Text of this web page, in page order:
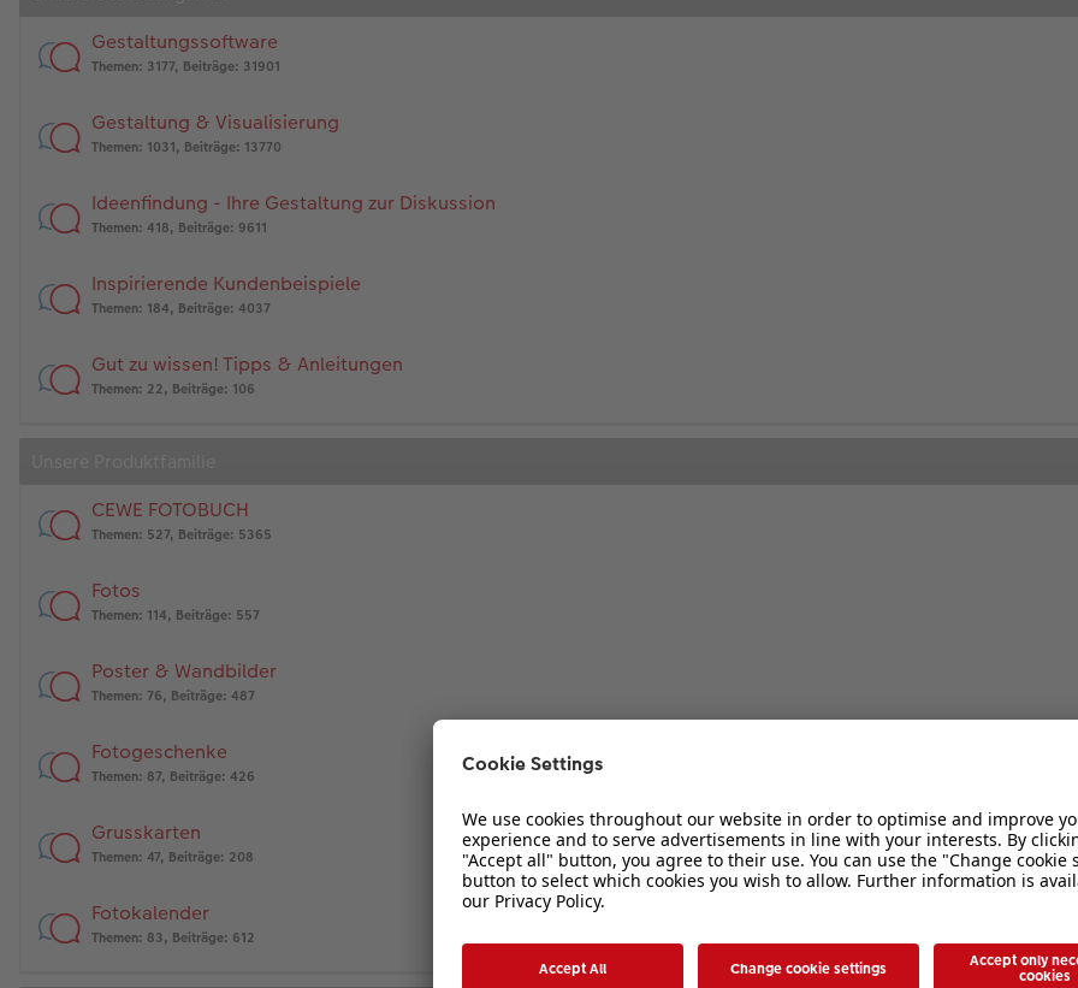
Gestaltungssoftware
Themen: 3177, Beiträge: 31901
Gestaltung & Visualisierung
Themen: 1031, Beiträge: 13770
Ideenfindung - Ihre Gestaltung zur Diskussion
Themen: 418, Beiträge: 9611
Inspirierende Kundenbeispiele
Themen: 184, Beiträge: 4037
Gut zu wissen! Tipps & Anleitungen
Themen: 22, Beiträge: 106
CEWE FOTOBUCH
Themen: 527, Beiträge: 5365
Fotos
Themen: 114, Beiträge: 557
Poster & Wandbilder
Themen: 76, Beiträge: 487
Fotogeschenke
Themen: 87, Beiträge: 426
Grusskarten
Themen: 47, Beiträge: 208
Fotokalender
Themen: 83, Beiträge: 612